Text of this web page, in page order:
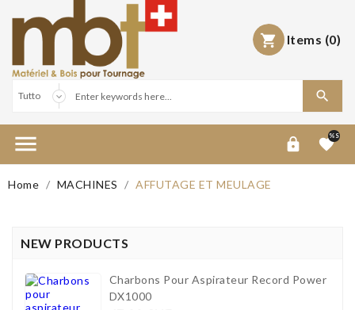
 Items (0)

  %S
Home MACHINES AFFUTAGE ET MEULAGE
NEW PRODUCTS
Charbons Pour Aspirateur Record Power
DX1000